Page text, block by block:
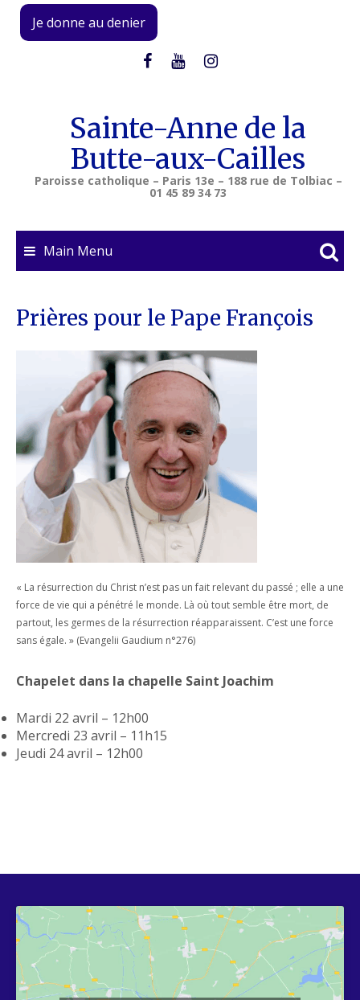
Skip
content
Je donne au denier
Sainte-Anne de la
Butte-aux-Cailles
Paroisse catholique – Paris 13e – 188 rue de Tolbiac –
01 45 89 34 73
Main Menu
Prières pour le Pape François
« La résurrection du Christ n’est pas un fait relevant du passé ; elle a une
force de vie qui a pénétré le monde. Là où tout semble être mort, de
partout, les germes de la résurrection réapparaissent. C’est une force
sans égale. » (Evangelii Gaudium n°276)
Chapelet dans la chapelle Saint Joachim
Mardi 22 avril – 12h00
Mercredi 23 avril – 11h15
Jeudi 24 avril – 12h00